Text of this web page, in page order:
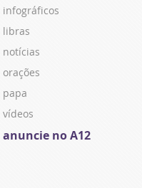
infográficos
libras
notícias
orações
papa
vídeos
anuncie no A12